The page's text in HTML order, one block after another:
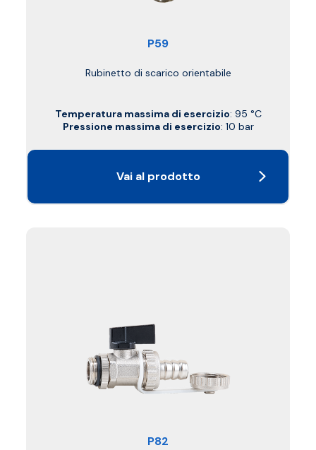
P59
Rubinetto di scarico orientabile
Temperatura massima di esercizio: 95 °C
Pressione massima di esercizio: 10 bar
Vai al prodotto
P82